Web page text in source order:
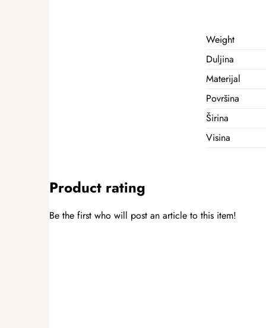
Weight
Duljina
Materijal
Površina
Širina
Visina
Product rating
Be the first who will post an article to this item!